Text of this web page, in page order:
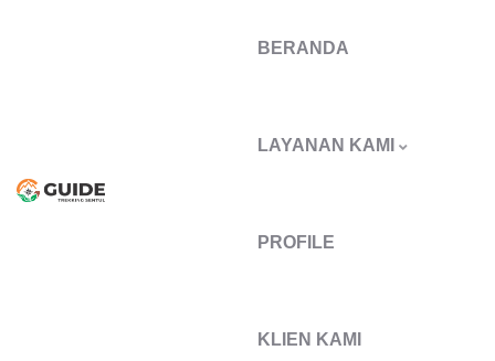
BERANDA
LAYANAN KAMI
PROFILE
KLIEN KAMI